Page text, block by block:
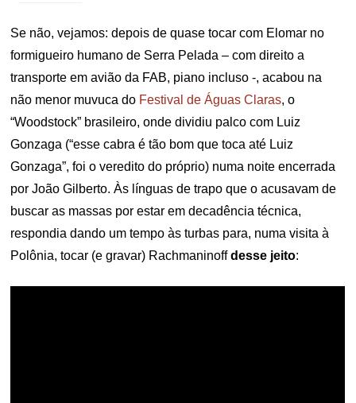
Se não, vejamos: depois de quase tocar com Elomar no
formigueiro humano de Serra Pelada – com direito a
transporte em avião da FAB, piano incluso -, acabou na
não menor muvuca do Festival de Águas Claras, o
“Woodstock” brasileiro, onde dividiu palco com Luiz
Gonzaga (“esse cabra é tão bom que toca até Luiz
Gonzaga”, foi o veredito do próprio) numa noite encerrada
por João Gilberto. Às línguas de trapo que o acusavam de
buscar as massas por estar em decadência técnica,
respondia dando um tempo às turbas para, numa visita à
Polônia, tocar (e gravar) Rachmaninoffdesse jeito: